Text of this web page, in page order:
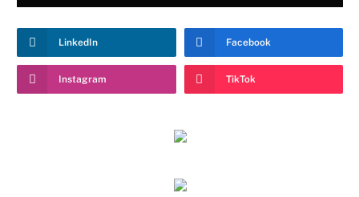
LinkedIn Facebook
Instagram TikTok